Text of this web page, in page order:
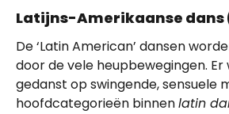
Latijns-Amerikaanse dans
De ‘Latin American’ dansen
door de vele heupbewegingen.
gedanst op swingende, sensuele
hoofdcategorieën binnenlatin